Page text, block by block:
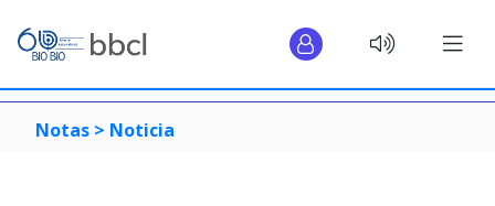
Notas > Noticia